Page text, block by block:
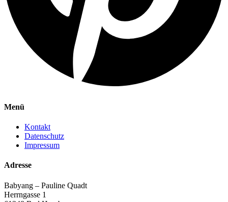
Menü
Kontakt
Datenschutz
Impressum
Adresse
Babyang – Pauline Quadt
Herrngasse 1